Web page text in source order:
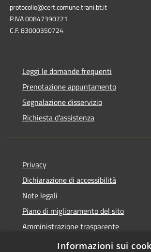
protocollo@cert.comune.trani.bt.it
P.IVA 00847390721
C.F. 83000350724
Leggi le domande frequenti
Prenotazione appuntamento
Segnalazione disservizio
Richiesta d'assistenza
Privacy
Dichiarazione di accessibilità
Note legali
Piano di miglioramento del sito
Amministrazione trasparente
Albo PretorioInformazioni sui